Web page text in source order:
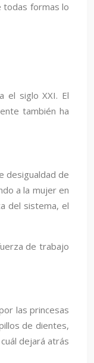
todas formas lo
el siglo XXI. El
también ha
desigualdad de
a la mujer en
del sistema, el
de trabajo
las princesas
de dientes,
dejará atrás